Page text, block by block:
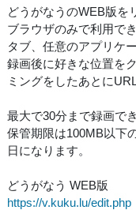
どうがなうのWEB版を
ブラウザのみで利用で
タブ、任意のアプリケ
録画後に好きな位置を
ミングをしたあとに
最大で30分まで録画でき
保管期限は100MB以下
日になります。
どうがなう WEB版
https://v.kuku.lu/edit.php